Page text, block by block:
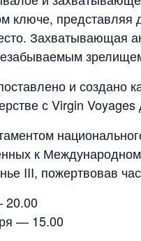
ключе,
Захватывающая
и создано
с Virgin
к
III, пожертвовав
20.00
— 15.00